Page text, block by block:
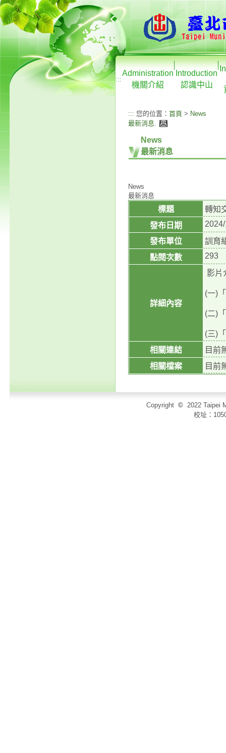
:::
Administration
機關介紹
Introduction
認識中山
::: 您的位置： 首頁 > News
最新消息.
News
最新消息
News
最新消息
標題
轉知
發布日期
發布單位
訓育
點閱次數
293
詳細內容
影片
(一)
(二)
(三)
相關連結
目前
相關檔案
目前
Copyright © 2022 Taipei
校址：